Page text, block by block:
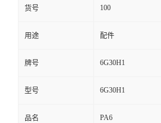
货号 100
用途 配件
牌号 6G30H1
型号 6G30H1
品名 PA6